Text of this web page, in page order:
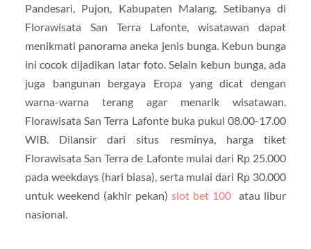
Pandesari, Pujon, Kabupaten Malang. Setibanya di
Florawisata San Terra Lafonte, wisatawan dapat
menikmati panorama aneka jenis bunga. Kebun bunga
ini cocok dijadikan latar foto. Selain kebun bunga, ada
juga bangunan bergaya Eropa yang dicat dengan
warna-warna terang agar menarik wisatawan.
Florawisata San Terra Lafonte buka pukul 08.00-17.00
WIB. Dilansir dari situs resminya, harga tiket
Florawisata San Terra de Lafonte mulai dari Rp 25.000
pada weekdays (hari biasa), serta mulai dari Rp 30.000
untuk weekend (akhir pekan) slot bet 100 atau libur
nasional.